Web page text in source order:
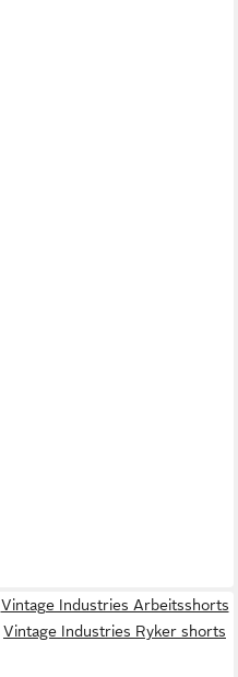
Vintage Industries Arbeitsshorts
Vintage Industries Ryker shorts